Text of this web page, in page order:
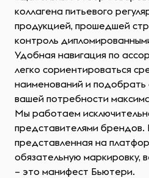
коллагена питьевого
продукцией, прошедшей
контроль
Удобная навигация по
легко сориентироваться
наименований и
вашей потребности
Мы работаем
представителями брендов.
представленная на
обязательную маркировку,
– это манифест Бьютери.